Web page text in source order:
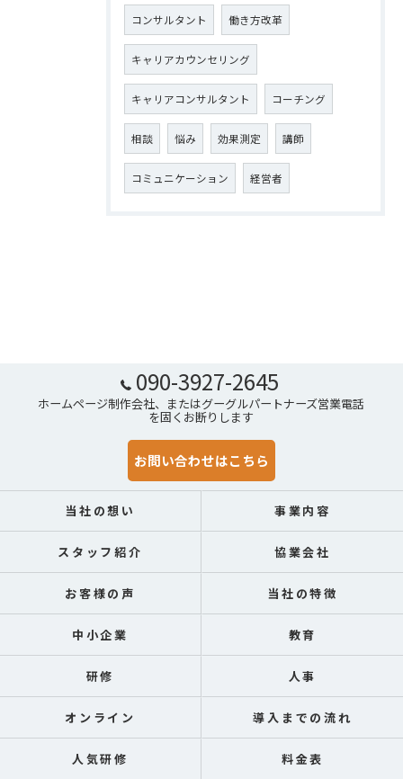
コンサルタント 働き方改革
キャリアカウンセリング
キャリアコンサルタント コーチング
相談 悩み 効果測定 講師
コミュニケーション 経営者
090-3927-2645
ホームページ制作会社、またはグーグルパートナーズ営業電話
を固くお断りします
お問い合わせはこちら
当社の想い 事業内容
スタッフ紹介 協業会社
お客様の声 当社の特徴
中小企業 教育
研修 人事
オンライン 導入までの流れ
人気研修 料金表